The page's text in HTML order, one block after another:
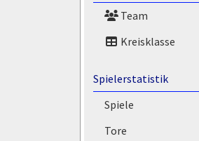
Team
Kreisklasse
Spielerstatistik
Spiele
Tore